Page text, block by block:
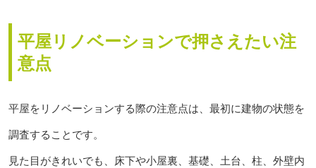
平屋リノベーションで押さえたい注
意点
平屋をリノベーションする際の注意点は、最初に建物の状態を
調査することです。
見た目がきれいでも、床下や小屋裏、基礎、土台、柱、外壁内